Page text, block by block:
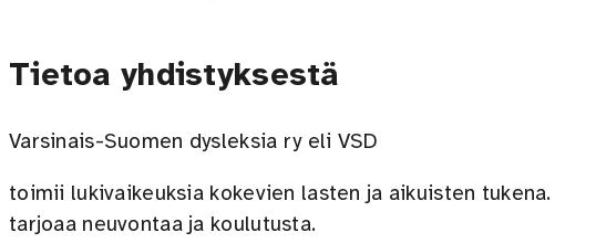
Tietoa yhdistyksestä
Varsinais-Suomen dysleksia ry eli VSD
toimii lukivaikeuksia kokevien lasten ja aikuisten tukena.
tarjoaa neuvontaa ja koulutusta.